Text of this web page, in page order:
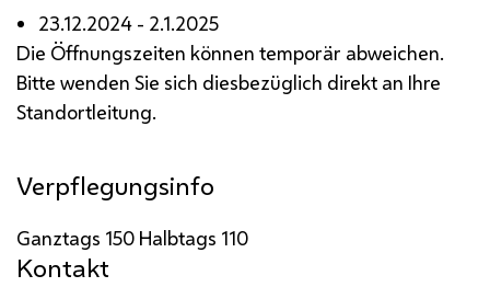
23.12.2024 - 2.1.2025
Die Öffnungszeiten können temporär abweichen.
Bitte wenden Sie sich diesbezüglich direkt an Ihre
Standortleitung.
Verpflegungsinfo
Ganztags 150 Halbtags 110
Kontakt